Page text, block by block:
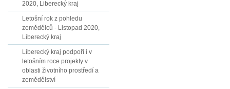
2020, Liberecký kraj
Letošní rok z pohledu
zemědělců - Listopad 2020,
Liberecký kraj
Liberecký kraj podpoří i v
letošním roce projekty v
oblasti životního prostředí a
zemědělství